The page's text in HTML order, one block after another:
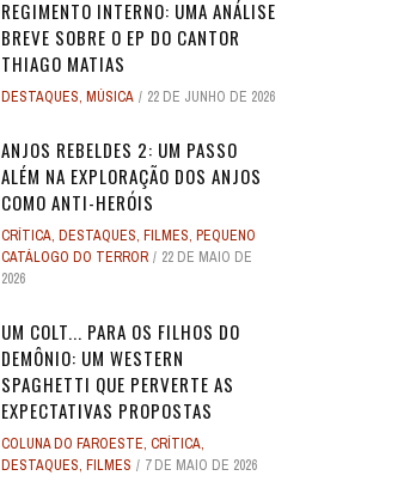
REGIMENTO INTERNO: UMA ANÁLISE
BREVE SOBRE O EP DO CANTOR
THIAGO MATIAS
DESTAQUES, MÚSICA 22 DE JUNHO DE 2026
ANJOS REBELDES 2: UM PASSO
ALÉM NA EXPLORAÇÃO DOS ANJOS
COMO ANTI-HERÓIS
CRÍTICA, DESTAQUES, FILMES, PEQUENO
CATÁLOGO DO TERROR
22 DE MAIO DE
2026
UM COLT... PARA OS FILHOS DO
DEMÔNIO: UM WESTERN
SPAGHETTI QUE PERVERTE AS
EXPECTATIVAS PROPOSTAS
COLUNA DO FAROESTE, CRÍTICA,
DESTAQUES, FILMES 7 DE MAIO DE 2026